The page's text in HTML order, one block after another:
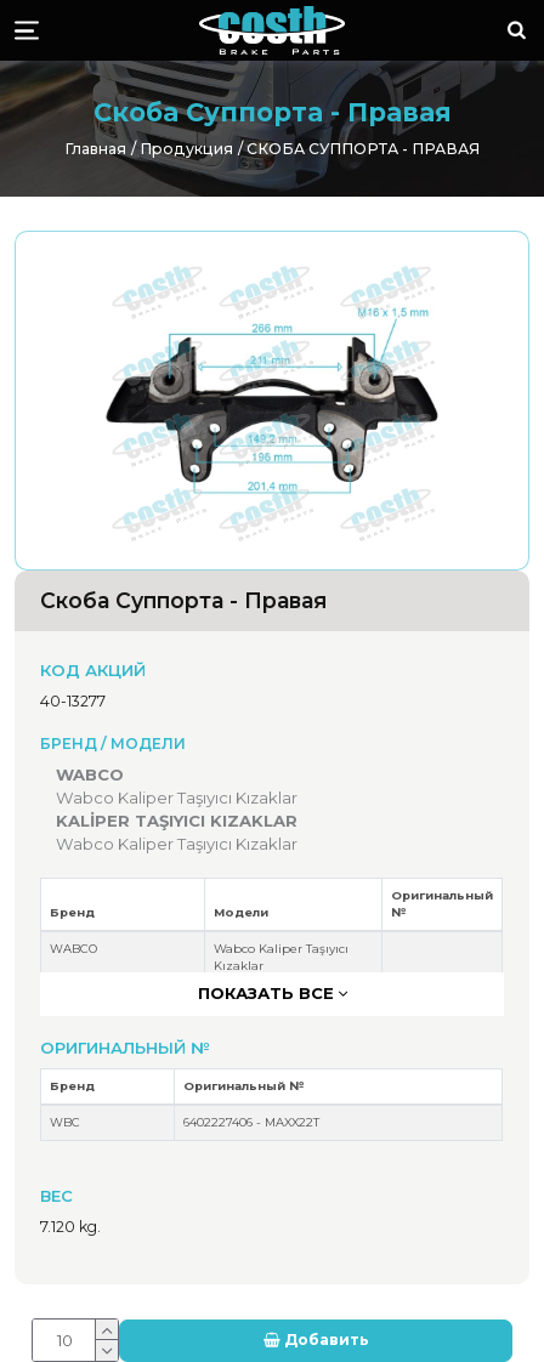
Стоимость
Menü
Скоба Суппорта - Правая
Главная Продукция СКОБА СУППОРТА - ПРАВАЯ
Скоба Суппорта - Правая
КОД АКЦИЙ
40-13277
БРЕНД / МОДЕЛИ
WABCO
Wabco Kaliper Taşıyıcı Kızaklar
KALİPER TAŞIYICI KIZAKLAR
Wabco Kaliper Taşıyıcı Kızaklar
Бренд Модели
Оригинальный
№
WABCO
Wabco Kaliper Taşıyıcı
Kızaklar
Wabco Kaliper Taşıyıcı
ПОКАЗАТЬ ВСЕ
ОРИГИНАЛЬНЫЙ №
Бренд Оригинальный №
WBC 6402227406 - MAXX22T
ВЕС
7.120 kg.
Добавить